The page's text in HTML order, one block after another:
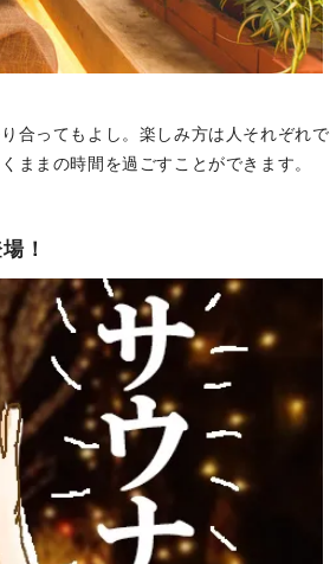
合ってもよし。楽しみ方は人それぞれで
ままの時間を過ごすことができます。
！